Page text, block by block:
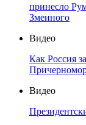
принесло
Змеиного
Видео
Как Россия
Видео